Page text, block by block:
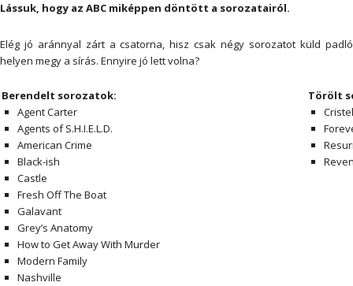
Lássuk, hogy az ABC miképpen döntött a sorozatairól.
Elég jó aránnyal zárt a csatorna, hisz csak négy sorozatot küld
helyen megy a sírás. Ennyire jó lett volna?
Berendelt sorozatok:
Agent Carter
Agents of S.H.I.E.L.D.
American Crime
Black-ish
Castle
Fresh Off The Boat
Galavant
Grey’s Anatomy
How to Get Away With Murder
Modern Family
Nashville
Törölt